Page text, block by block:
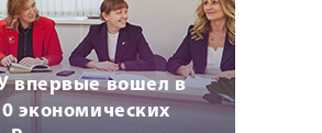
впервые вошел в
экономических